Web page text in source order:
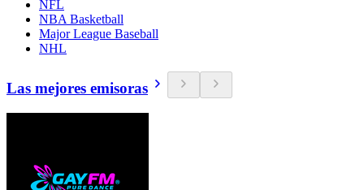
NFL
NBA Basketball
Major League Baseball
NHL
Las mejores emisoras